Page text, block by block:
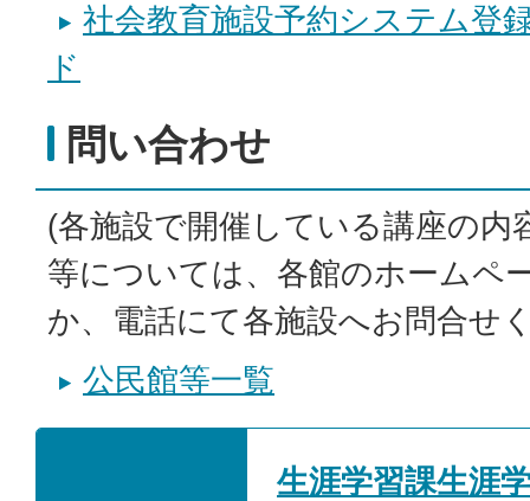
社会教育施設予約システム登
ド
問い合わせ
(各施設で開催している講座の内
等については、各館のホームペ
か、電話にて各施設へお問合せ
公民館等一覧
生涯学習課生涯